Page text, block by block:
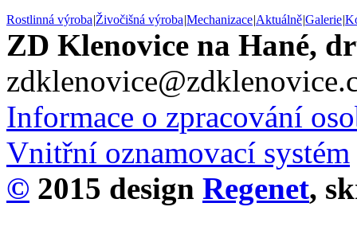
Rostlinná výroba|Živočišná výroba|Mechanizace|Aktuálně|Galerie|
ZD Klenovice na Hané,
Informace o zpracování
Vnitřní oznamovací systém
© 2015 design Regenet,